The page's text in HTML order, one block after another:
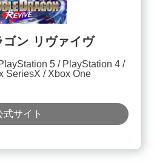
ゴン リヴァイヴ
5
PlayStation 4
SeriesX Xbox One
式サイト